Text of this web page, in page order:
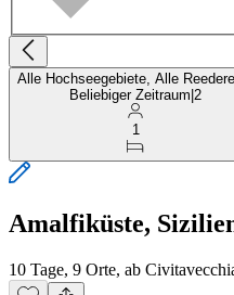
Alle Hochseegebiete, Alle
Beliebiger Zeitraum 2
1
Amalfiküste,
10 Tage, 9 Orte, ab